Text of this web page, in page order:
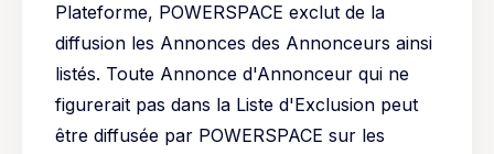
Plateforme, POWERSPACE exclut de la
diffusion les Annonces des Annonceurs ainsi
listés. Toute Annonce d'Annonceur qui ne
figurerait pas dans la Liste d'Exclusion peut
être diffusée par POWERSPACE sur les